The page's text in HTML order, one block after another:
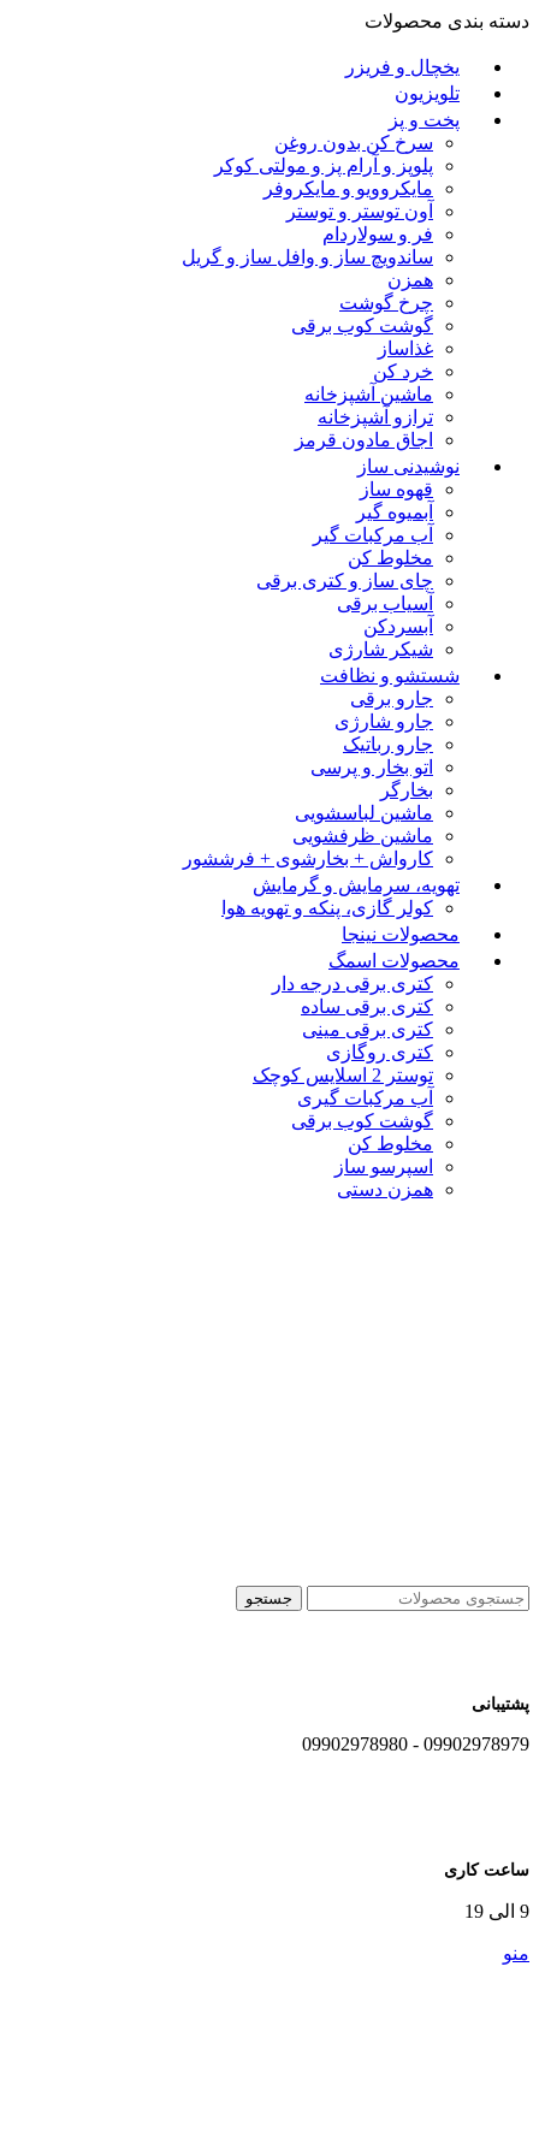
دسته بندی محصولات
یخچال و فریزر
تلویزیون
پخت و پز
سرخ کن بدون روغن
پلوپز و آرام پز و مولتی کوکر
مایکروویو و مایکروفر
آون توستر و توستر
فر و سولاردام
ساندویچ ساز و وافل ساز و گریل
همزن
چرخ گوشت
گوشت کوب برقی
غذاساز
خرد کن
ماشین آشپزخانه
ترازو آشپزخانه
اجاق مادون قرمز
نوشیدنی ساز
قهوه ساز
آبمیوه گیر
آب مرکبات گیر
مخلوط کن
چای ساز و کتری برقی
آسیاب برقی
آبسردکن
شیکر شارژی
شستشو و نظافت
جارو برقی
جارو شارژی
جارو رباتیک
اتو بخار و پرسی
بخارگر
ماشین لباسشویی
ماشین ظرفشویی
کارواش + بخارشوی + فرششور
تهویه، سرمایش و گرمایش
کولر گازی، پنکه و تهویه هوا
محصولات نینجا
محصولات اسمگ
کتری برقی درجه دار
کتری برقی ساده
کتری برقی مینی
کتری روگازی
توستر 2 اسلایس کوچک
آب مرکبات گیری
گوشت کوب برقی
مخلوط کن
اسپرسو ساز
همزن دستی
جستجو
پشتیبانی
09902978979 - 09902978980
ساعت کاری
9 الی 19
منو